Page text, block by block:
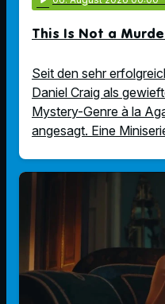
This Is Not a
Seit den sehr
Daniel Craig als
Mystery-Genre à la
angesagt. Eine